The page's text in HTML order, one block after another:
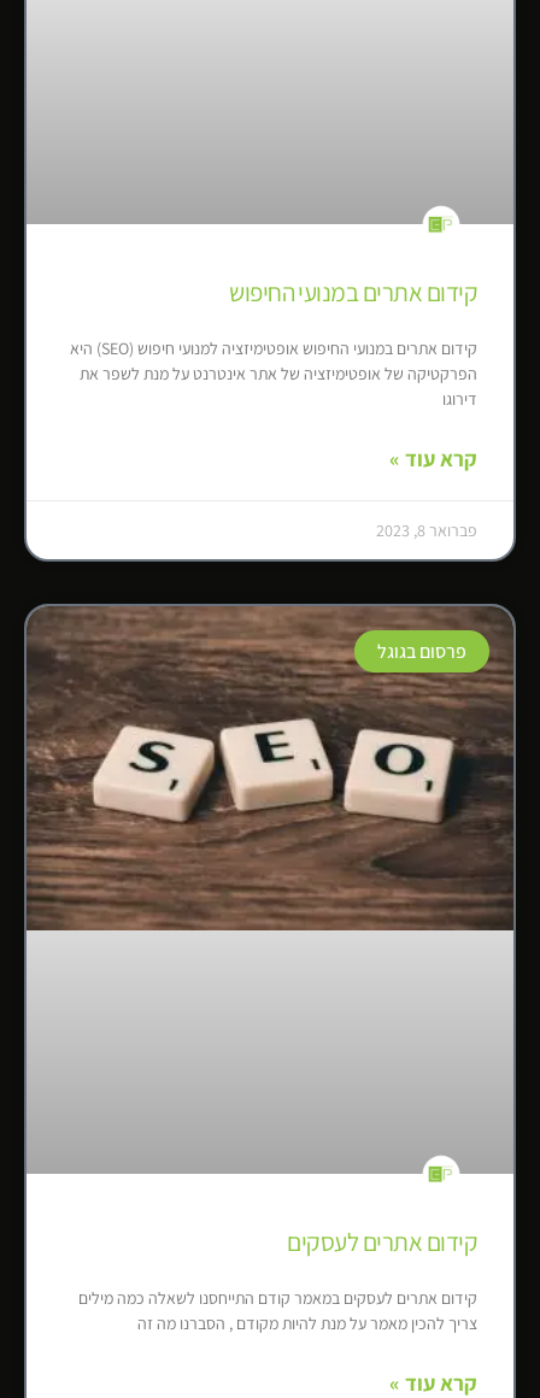
קידום אתרים במנועי החיפוש
קידום אתרים במנועי החיפוש אופטימיזציה למנועי חיפוש (SEO) היא
הפרקטיקה של אופטימיזציה של אתר אינטרנט על מנת לשפר את
דירוגו
קרא עוד »
פברואר 8, 2023
פרסום בגוגל
קידום אתרים לעסקים
קידום אתרים לעסקים במאמר קודם התייחסנו לשאלה כמה מילים
צריך להכין מאמר על מנת להיות מקודם , הסברנו מה זה
קרא עוד »